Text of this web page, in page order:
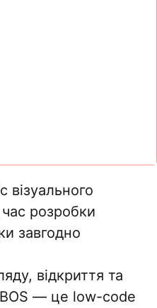
візуального
розробки
завгодно
відкриття та
— це low-code